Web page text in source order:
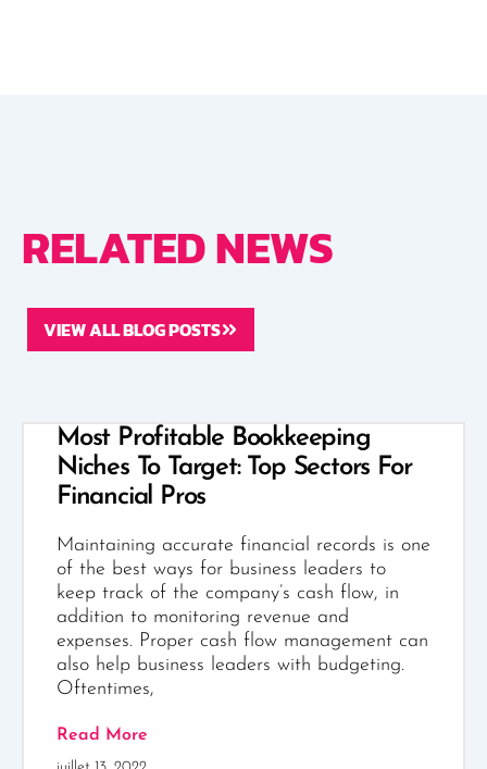
RELATED NEWS
VIEW ALL BLOG POSTS
Most Profitable Bookkeeping
Niches To Target: Top Sectors For
Financial Pros
Maintaining accurate financial records is one
of the best ways for business leaders to
keep track of the company’s cash flow, in
addition to monitoring revenue and
expenses. Proper cash flow management can
also help business leaders with budgeting.
Oftentimes,
Read More